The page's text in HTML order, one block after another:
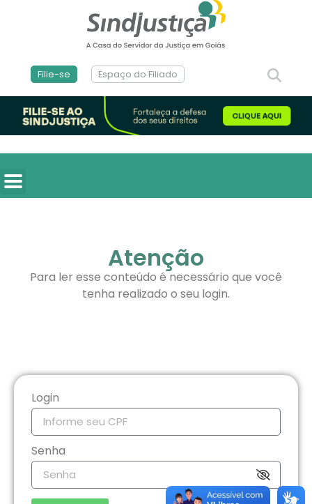
Filie-se Espaço do Filiado
Atenção
Para ler esse conteúdo é necessário que você
tenha realizado o seu login.
Login
Senha